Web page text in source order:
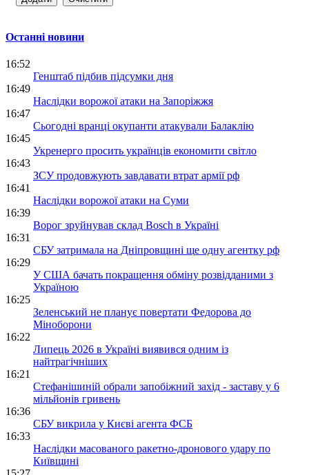
Останні новини
16:52
Генштаб підбив підсумки дня
16:49
Наслідки ворожої атаки на Запоріжжя
16:47
Сьогодні вранці окупанти атакували Балаклію
16:45
Укренерго просить українців економити світло
16:43
ЗСУ продовжують завдавати втрат армії рф
16:41
Наслідки ворожої атаки на Суми
16:39
Ворог зруйнував склад Bosch в Україні
16:31
СБУ затримала на Дніпровщині ще одну агентку рф
16:29
У США бачать покращення обміну розвідданими з
Україною
16:25
Зеленський не планує повертати Федорова до
Міноборони
16:22
Липець 2026 в Україні виявився одним із
найтрагічніших
16:21
Стефанішиній обрали запобіжний захід - заставу у 6
мільйонів гривень
16:36
СБУ викрила у Києві агента ФСБ
16:33
Наслідки масованого ракетно-дронового удару по
Київщині